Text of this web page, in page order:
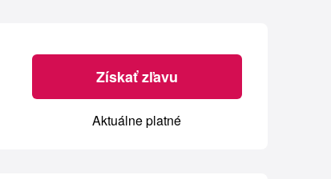
Získať zľavu
Aktuálne platné